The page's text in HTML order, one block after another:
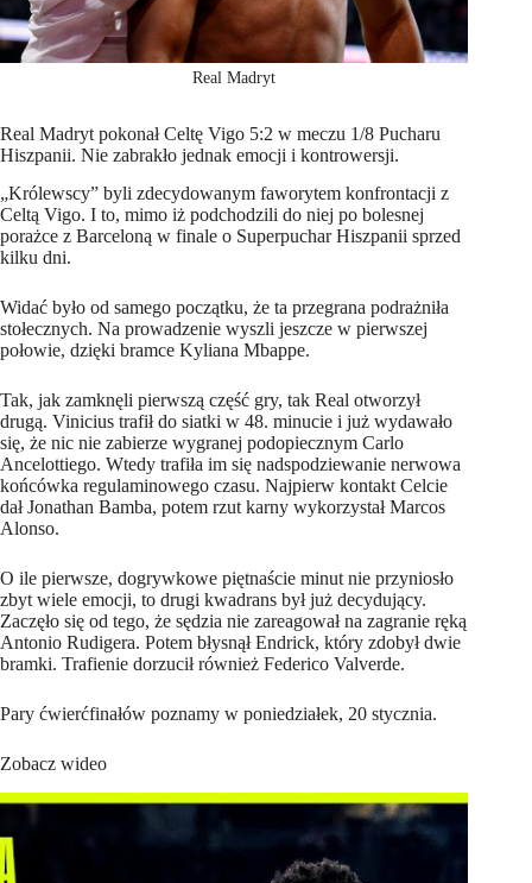
Real Madryt
Real Madryt pokonał Celtę Vigo 5:2 w meczu 1/8 Pucharu
Hiszpanii. Nie zabrakło jednak emocji i kontrowersji.
„Królewscy” byli zdecydowanym faworytem konfrontacji z
Celtą Vigo. I to, mimo iż podchodzili do niej po bolesnej
porażce z Barceloną w finale o Superpuchar Hiszpanii sprzed
kilku dni.
Widać było od samego początku, że ta przegrana podrażniła
stołecznych. Na prowadzenie wyszli jeszcze w pierwszej
połowie, dzięki bramce Kyliana Mbappe.
Tak, jak zamknęli pierwszą część gry, tak Real otworzył
drugą. Vinicius trafił do siatki w 48. minucie i już wydawało
się, że nic nie zabierze wygranej podopiecznym Carlo
Ancelottiego. Wtedy trafiła im się nadspodziewanie nerwowa
końcówka regulaminowego czasu. Najpierw kontakt Celcie
dał Jonathan Bamba, potem rzut karny wykorzystał Marcos
Alonso.
O ile pierwsze, dogrywkowe piętnaście minut nie przyniosło
zbyt wiele emocji, to drugi kwadrans był już decydujący.
Zaczęło się od tego, że sędzia nie zareagował na zagranie ręką
Antonio Rudigera. Potem błysnął Endrick, który zdobył dwie
bramki. Trafienie dorzucił również Federico Valverde.
Pary ćwierćfinałów poznamy w poniedziałek, 20 stycznia.
Zobacz wideo